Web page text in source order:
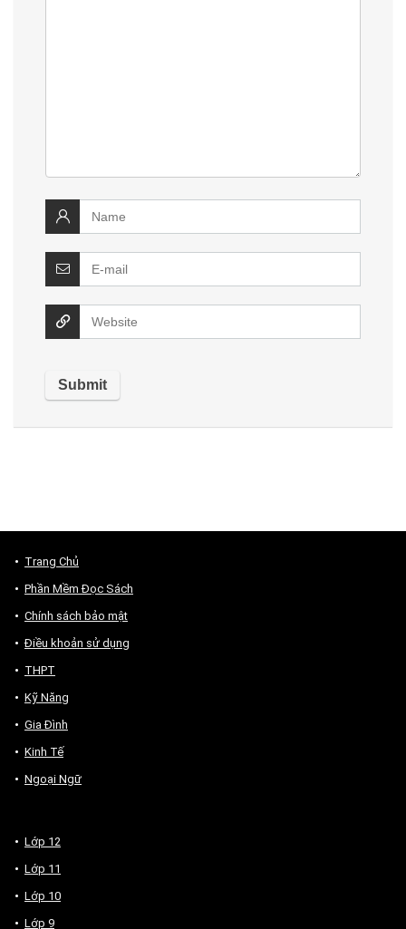
Trang Chủ
Phần Mềm Đọc Sách
Chính sách bảo mật
Điều khoản sử dụng
THPT
Kỹ Năng
Gia Đình
Kinh Tế
Ngoại Ngữ
Lớp 12
Lớp 11
Lớp 10
Lớp 9